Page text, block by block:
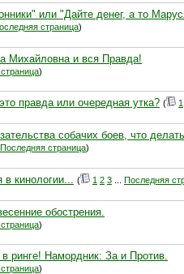
или "Дайте денег, а то
страница)
Михайловна и вся Правда!
)
правда или очередная утка? (
1
собачих боев, что делать
Последняя страница)
в кинологии... ( 1 2 3
Последняя
обострения.
)
ринге! Намордник: За и Против.
)